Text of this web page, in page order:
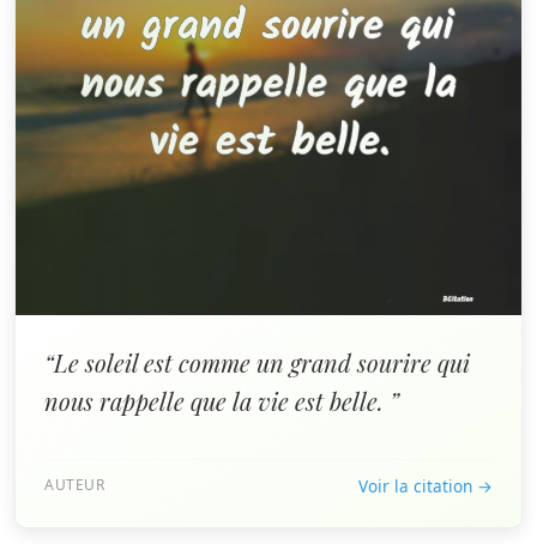
“Le soleil est comme un grand sourire qui
nous rappelle que la vie est belle. ”
AUTEUR Voir la citation →